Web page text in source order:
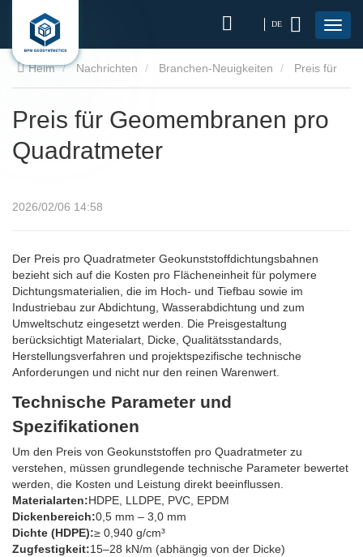
DE
Heim Nachrichten Branchen-Neuigkeiten
Preis für Geomembranen pro
Quadratmeter
2026/02/06 14:58
Der Preis pro Quadratmeter Geokunststoffdichtungsbahnen
bezieht sich auf die Kosten pro Flächeneinheit für polymere
Dichtungsmaterialien, die im Hoch- und Tiefbau sowie im
Industriebau zur Abdichtung, Wasserabdichtung und zum
Umweltschutz eingesetzt werden. Die Preisgestaltung
berücksichtigt Materialart, Dicke, Qualitätsstandards,
Herstellungsverfahren und projektspezifische technische
Anforderungen und nicht nur den reinen Warenwert.
Technische Parameter und
Spezifikationen
Um den Preis von Geokunststoffen pro Quadratmeter zu
verstehen, müssen grundlegende technische Parameter bewertet
werden, die Kosten und Leistung direkt beeinflussen.
Materialarten:HDPE, LLDPE, PVC, EPDM
Dickenbereich:0,5 mm – 3,0 mm
Dichte (HDPE):≥ 0,940 g/cm³
Zugfestigkeit:15–28 kN/m (abhängig von der Dicke)